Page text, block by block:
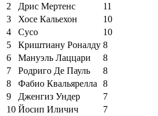
2
Дрис Мертенс
11
3
Хосе Кальехон
10
4
Сусо
10
5
Криштиану Роналду 8
6
Мануэль Лаццари
8
7
Родриго Де Пауль
8
8
Фабио Квальярелла
8
9
Дженгиз Ундер
7
10 Йосип Иличич
7